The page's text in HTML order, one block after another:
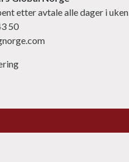
etter avtale alle dager i uken
50